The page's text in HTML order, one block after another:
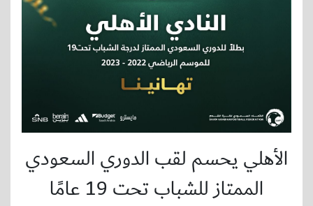
الأهلي يحسم لقب الدوري السعودي
الممتاز للشباب تحت 19 عامًا